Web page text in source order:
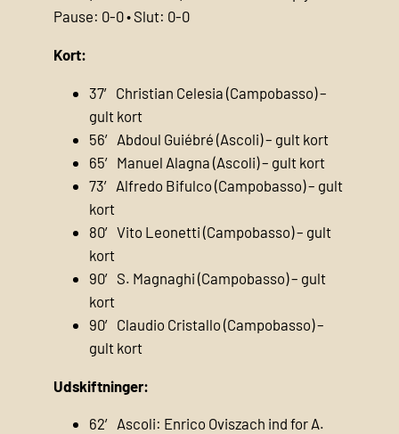
Pause: 0-0 • Slut: 0-0
Kort:
37′ Christian Celesia (Campobasso) –
gult kort
56′ Abdoul Guiébré (Ascoli) – gult kort
65′ Manuel Alagna (Ascoli) – gult kort
73′ Alfredo Bifulco (Campobasso) – gult
kort
80′ Vito Leonetti (Campobasso) – gult
kort
90′ S. Magnaghi (Campobasso) – gult
kort
90′ Claudio Cristallo (Campobasso) –
gult kort
Udskiftninger:
62′ Ascoli: Enrico Oviszach ind for A.